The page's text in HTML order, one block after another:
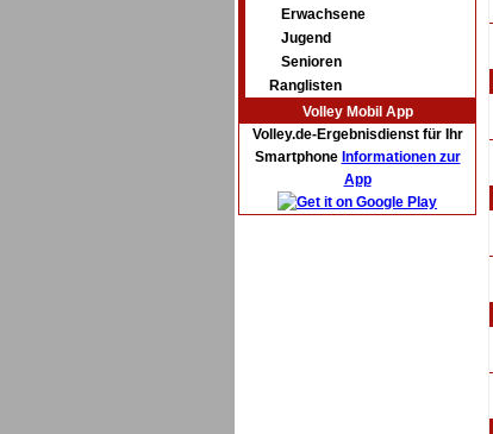
Erwachsene
Jugend
Senioren
Ranglisten
Volley Mobil App
Volley.de-Ergebnisdienst für Ihr
Smartphone Informationen zur
App